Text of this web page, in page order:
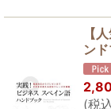
【
ン
(税